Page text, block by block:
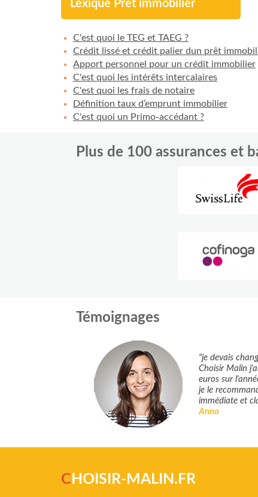
Lexique Prêt immobilier
C'est quoi le TEG et TAEG ?
Crédit lissé et crédit palier dun prêt
Apport personnel pour un crédit immobilier
C'est quoi les intérêts intercalaires
C'est quoi les frais de notaire
Définition taux d’emprunt immobilier
C'est quoi un Primo-accédant ?
Plus de 100 assurances et
Témoignages
"je devais
Choisir Malin
euros sur
je le
immédiate et
Anna
C HOISIR-MALIN.FR